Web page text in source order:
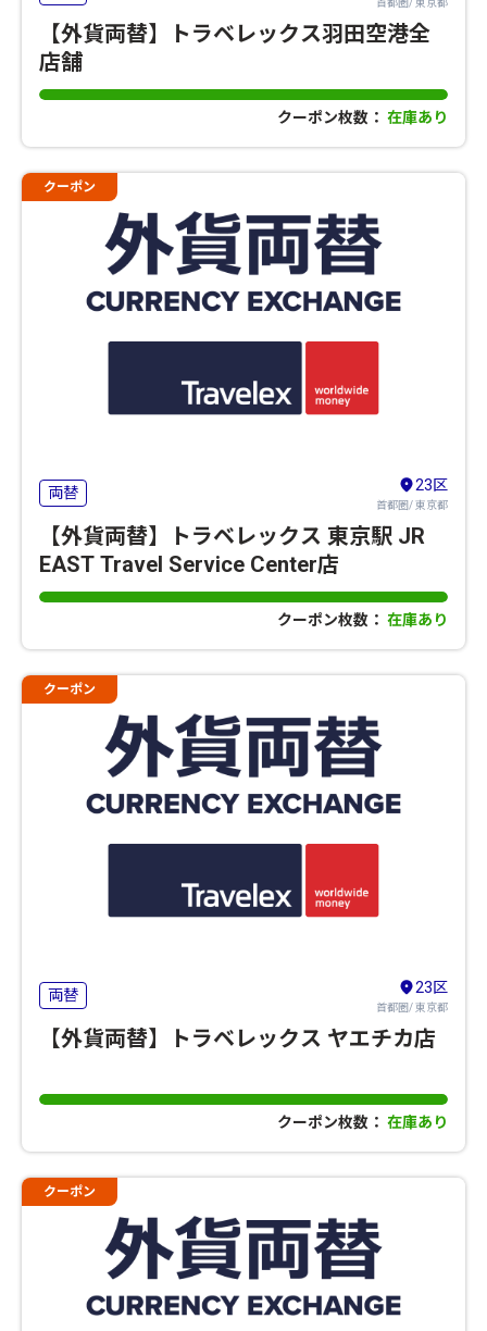
首都圏/ 東京都
【外貨両替】トラベレックス羽田空港全
店舗
クーポン枚数： 在庫あり
クーポン
両替 23区
首都圏/ 東京都
【外貨両替】トラベレックス 東京駅 JR
EAST Travel Service Center店
クーポン枚数： 在庫あり
クーポン
両替 23区
首都圏/ 東京都
【外貨両替】トラベレックス ヤエチカ店
クーポン枚数： 在庫あり
クーポン